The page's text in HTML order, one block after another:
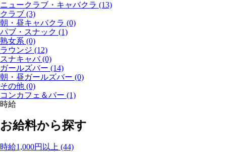
ニュークラブ・キャバクラ (13)
クラブ (3)
朝・昼キャバクラ (0)
パブ・スナック (1)
熟女系 (0)
ラウンジ (12)
スナキャバ(0)
ガールズバー (14)
朝・昼ガールズバー (0)
その他 (0)
コンカフェ＆バー (1)
時給
お給料から探す
時給1,000円以上 (44)